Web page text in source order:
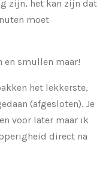
zijn, het kan zijn dat
moet
en smullen maar!
het lekkerste,
(afgesloten). Je
voor later maar ik
direct na